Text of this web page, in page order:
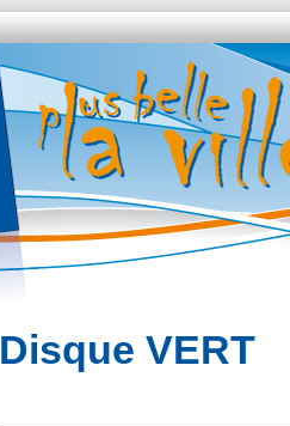
Disque VERT